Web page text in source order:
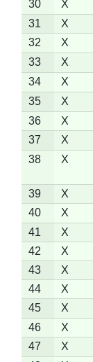
30
X
31
X
32
X
33
X
34
X
35
X
36
X
37
X
38
X
39 X
40
X
41
X
42
X
43
X
44
X
45
X
46
X
47
X